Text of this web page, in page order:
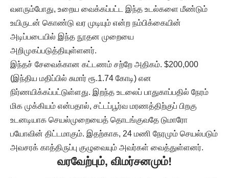
வளரும்போது, உறைய வைக்கப்பட்ட இந்த உடல்களை மீண்டும்
உயிருடன் கொண்டு வர முடியும் என்ற நம்பிக்கையின்
அடிப்படையில் இந்த நூதன முறையை
அறிமுகப்படுத்தியுள்ளனர்.
இந்தச் சேவைக்கான கட்டணம் சற்றே அதிகம். $200,000
(இந்திய மதிப்பில் சுமார் ரூ.1.74 கோடி) என
நிர்ணயிக்கப்பட்டுள்ளது. இறந்த உடலைப் பாதுகாப்பதில் நேரம்
மிக முக்கியம் என்பதால், சட்டப்பூர்வ மரணத்திற்குப் பிறகு
உடனடியாக செயல்முறையைத் தொடங்குவதே டுமாரோ
பயோவின் திட்டமாகும். இதற்காக, 24 மணி நேரமும் செயல்படும்
அவசரக் காத்திருப்பு குழுவையும் அவர்கள் வைத்துள்ளனர்.
வரவேற்பும், விமர்சனமும்!